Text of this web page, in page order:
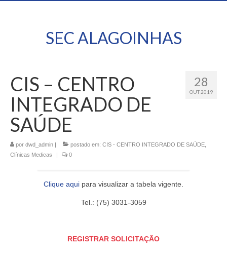
SEC ALAGOINHAS
28
OUT 2019
CIS – CENTRO
INTEGRADO DE
SAÚDE
por dwd_admin | postado em: CIS - CENTRO INTEGRADO DE SAÚDE
Clínicas Medicas
| 0
Clique aqui para visualizar a tabela vigente.
Tel.: (75) 3031-3059
REGISTRAR SOLICITAÇÃO